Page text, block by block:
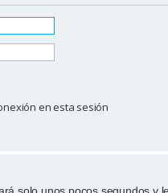
en esta sesión